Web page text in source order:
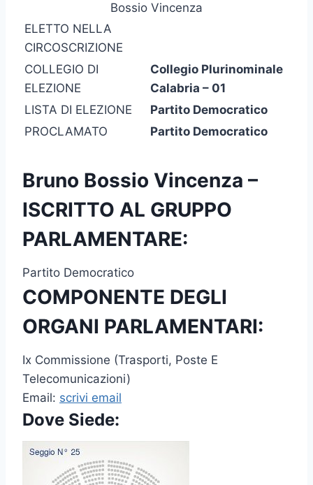
Bossio Vincenza
ELETTO NELLA
CIRCOSCRIZIONE
COLLEGIO DI
ELEZIONE
Collegio Plurinominale
Calabria – 01
LISTA DI ELEZIONE
Partito Democratico
PROCLAMATO
Partito Democratico
Bruno Bossio Vincenza –
ISCRITTO AL GRUPPO
PARLAMENTARE:
Partito Democratico
COMPONENTE DEGLI
ORGANI PARLAMENTARI:
Ix Commissione (Trasporti, Poste E
Telecomunicazioni)
Email: scrivi email
Dove Siede: